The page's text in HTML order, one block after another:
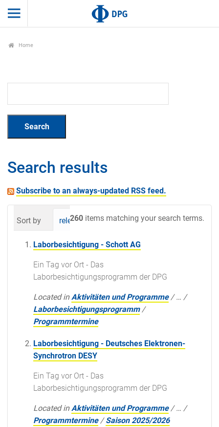
Home
Search results
Subscribe to an always-updated RSS feed.
260 items matching your search terms.
Sort by relevance date (newest first)
Laborbesichtigung - Schott AG
Ein Tag vor Ort - Das
Laborbesichtigungsprogramm der DPG
Located in Aktivitäten und Programme /… /
Laborbesichtigungsprogramm /
Programmtermine
Laborbesichtigung - Deutsches Elektronen-
Synchrotron DESY
Ein Tag vor Ort - Das
Laborbesichtigungsprogramm der DPG
Located in Aktivitäten und Programme /… /
Programmtermine /Saison 2025/2026